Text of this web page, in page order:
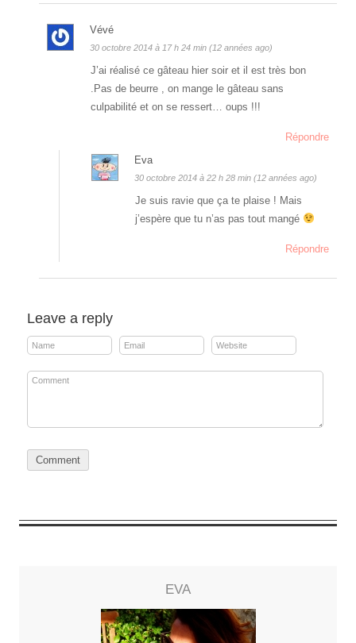
Vévé
30 octobre 2014 à 17 h 24 min (12 années ago)
J’ai réalisé ce gâteau hier soir et il est très bon
.Pas de beurre , on mange le gâteau sans
culpabilité et on se ressert… oups !!!
Répondre
Eva
30 octobre 2014 à 22 h 28 min (12 années ago)
Je suis ravie que ça te plaise ! Mais
j’espère que tu n’as pas tout mangé
Répondre
Leave a reply
EVA